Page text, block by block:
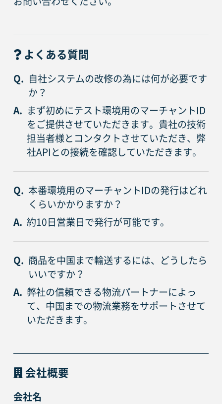
よくある質問
Q.
自社システムの改修の為には何が必要です
か？
A.
まず初めにテスト環境用のマーチャントID
をご提供させていただきます。貴社の技術
担当者様とコンタクトさせていただき、弊
社APIとの接続を確認していただきます。
Q.
本番環境用のマーチャントIDの発行はどれ
くらいかかりますか？
A. 約10日営業日で発行が可能です。
Q.
商品を中国まで輸送するには、どうしたら
いいですか？
A. 弊社の信頼できる物流パートナーによっ
て、中国までの物流業務をサポートさせて
いただきます。
会社概要
会社名